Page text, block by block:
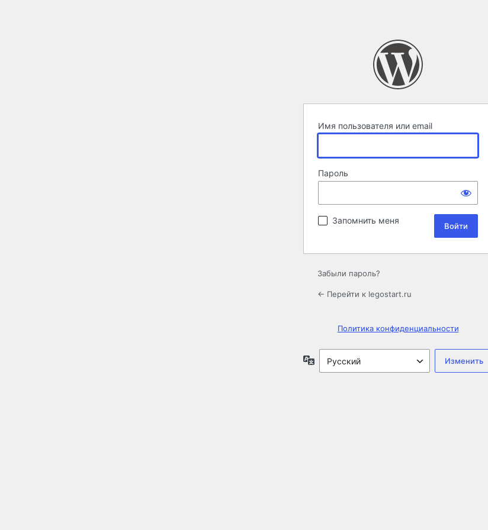
Имя пользователя или email
Пароль
Запомнить меня
Забыли пароль?
← Перейти к legostart.ru
Политика конфиденциальности
Язык